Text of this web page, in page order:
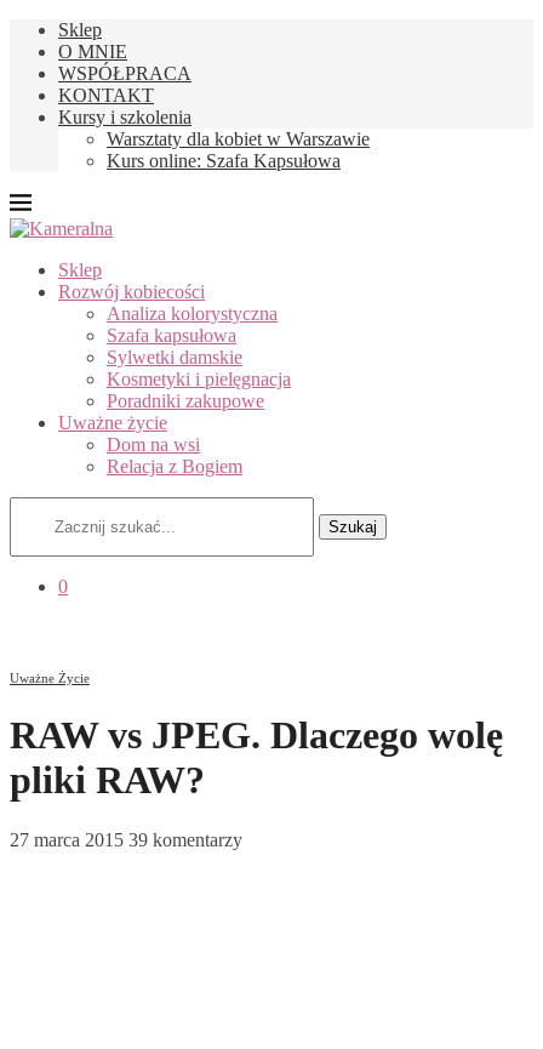
Sklep
O MNIE
WSPÓŁPRACA
KONTAKT
Kursy i szkolenia
Warsztaty dla kobiet w Warszawie
Kurs online: Szafa Kapsułowa
Sklep
Rozwój kobiecości
Analiza kolorystyczna
Szafa kapsułowa
Sylwetki damskie
Kosmetyki i pielęgnacja
Poradniki zakupowe
Uważne życie
Dom na wsi
Relacja z Bogiem
Szukaj
0
Uważne Życie
RAW vs JPEG. Dlaczego wolę
pliki RAW?
27 marca 2015 39 komentarzy